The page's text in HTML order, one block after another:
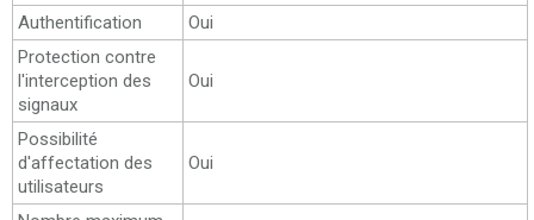
Authentification
Oui
Protection contre
l'interception des
signaux
Oui
Possibilité
d'affectation des
utilisateurs
Oui